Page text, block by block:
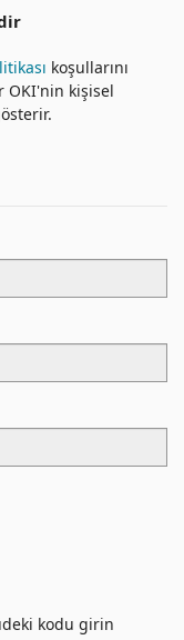
koşullarını
OKI'nin kişisel
kodu girin